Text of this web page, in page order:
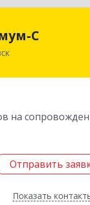
С
на
Отправить
Показать
Отправить
Назад